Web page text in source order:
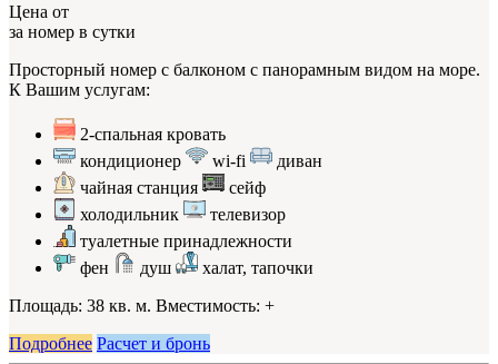
Цена от
за номер в сутки
Просторный номер с балконом с панорамным видом на море.
К Вашим услугам:
2-спальная кровать
кондиционер
wi-fi
диван
чайная станция
сейф
холодильник
телевизор
туалетные принадлежности
фен
душ
халат, тапочки
Площадь: 38 кв. м. Вместимость: +
Подробнее Расчет и бронь